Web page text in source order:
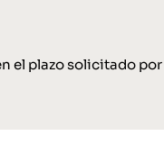
el plazo solicitado